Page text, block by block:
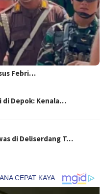
Febri…
di Depok: Kenala…
di Deliserdang T…